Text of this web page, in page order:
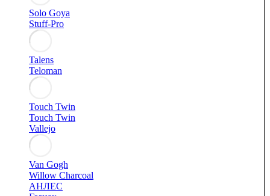
Solo Goya
Stuff-Pro
Talens
Teloman
Touch Twin
Touch Twin
Vallejo
Van Gogh
Willow Charcoal
АНЛЕС